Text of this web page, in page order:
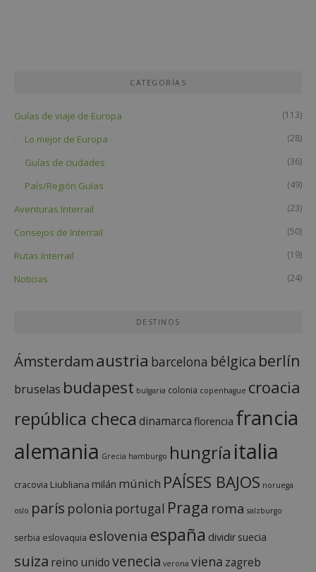
CATEGORÍAS
Guías de viaje de Europa (113)
Lo mejor de Europa (28)
Guías de ciudades (36)
País/Región Guías (49)
Aventuras Interrail (23)
Consejos de Interrail (50)
Rutas Interrail (19)
Noticias (24)
DESTINOS
Ámsterdamaustria barcelona bélgica berlín
bruselas budapest bulgaria colonia copenhague croacia
república checa dinamarca florencia francia
alemania Grecia hamburgo hungría italia
cracovia Liubliana milán múnich PAÍSES BAJOS noruega
oslo parís polonia portugal Praga roma salzburgo
serbia eslovaquia eslovenia españa dividir suecia
suiza reino unidovenecia verona viena zagreb